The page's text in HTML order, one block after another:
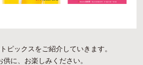
ピックスをご紹介していきます。
供に、お楽しみください。